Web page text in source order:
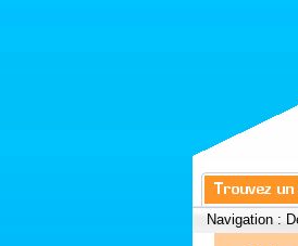
Navigation :